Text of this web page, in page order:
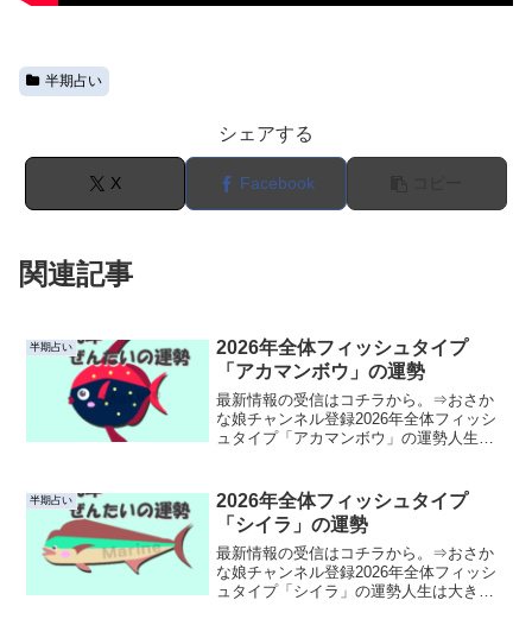
半期占い
シェアする
X Facebook
関連記事
半期占い
2026年全体フィッシュタイプ
「アカマンボウ」の運勢
最新情報の受信はコチラから。⇒おさか
な娘チャンネル登録2026年全体フィッシ
ュタイプ「アカマンボウ」の運勢人生は
れの運命の航路を進んでいます。このペ
ージでは、あなたの心...
半期占い
2026年全体フィッシュタイプ
「シイラ」の運勢
最新情報の受信はコチラから。⇒おさか
な娘チャンネル登録2026年全体フィッシ
ュタイプ「シイラ」の運勢人生は大きな